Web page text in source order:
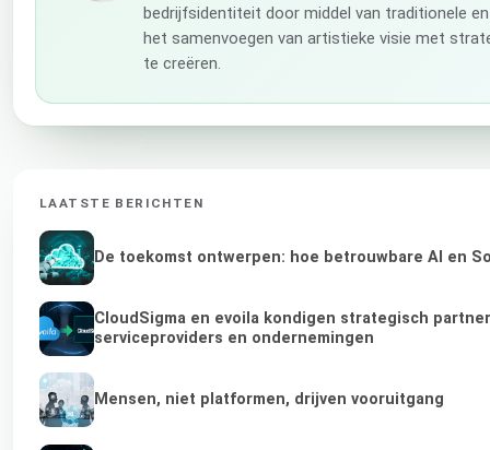
bedrijfsidentiteit door middel van traditionele
het samenvoegen van artistieke visie met
te creëren.
LAATSTE BERICHTEN
De toekomst ontwerpen: hoe betrouwbare AI en
CloudSigma en evoila kondigen strategisch
serviceproviders en ondernemingen
Mensen, niet platformen, drijven vooruitgang